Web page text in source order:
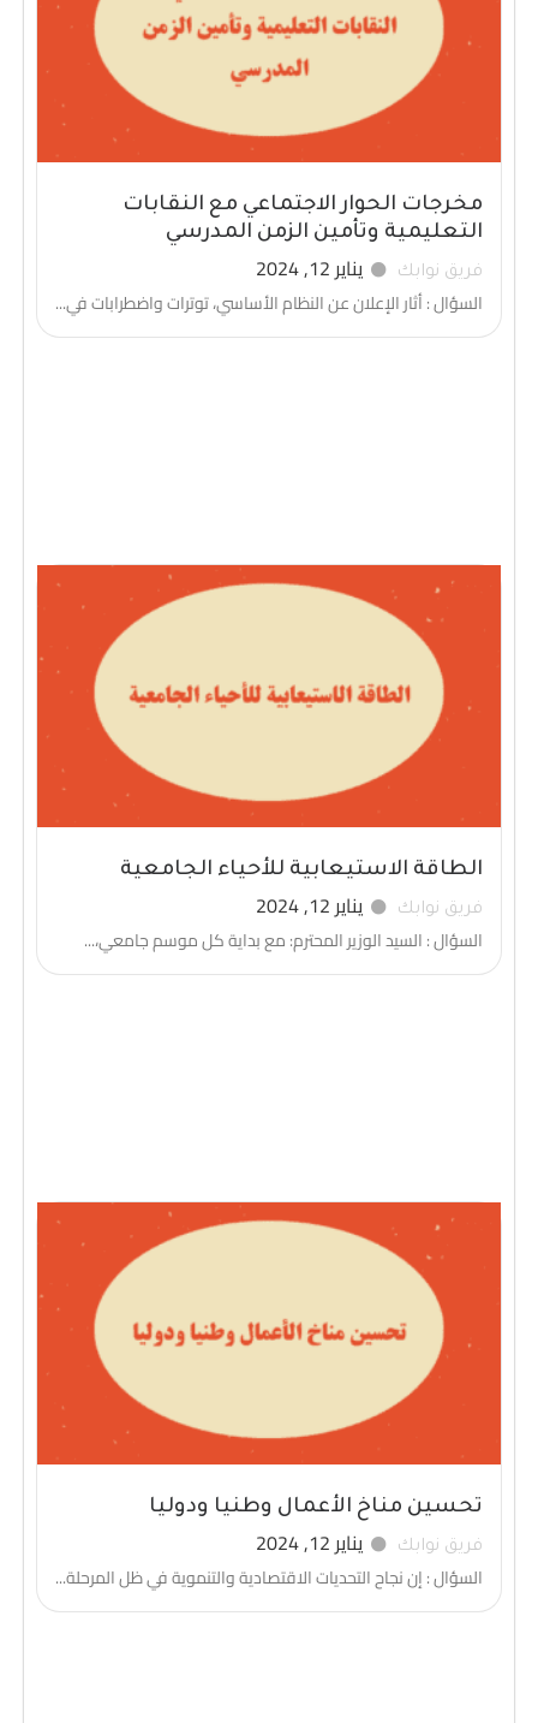
مخرجات الحوار الاجتماعي مع النقابات
التعليمية وتأمين الزمن المدرسي
فريق نوابك يناير 12, 2024
السؤال : أثار الإعلان عن النظام الأساسي، توترات واضطرابات في...
الطاقة الاستيعابية للأحياء الجامعية
فريق نوابك يناير 12, 2024
السؤال : السيد الوزير المحترم: مع بداية كل موسم جامعي،...
تحسين مناخ الأعمال وطنيا ودوليا
فريق نوابك يناير 12, 2024
السؤال : إن نجاح التحديات الاقتصادية والتنموية في ظل المرحلة...